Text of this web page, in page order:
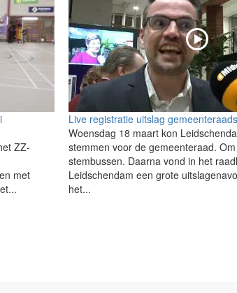
ZZ-
met
Live registratie uitslag
Woensdag 18 maart kon
stemmen voor de gemeenteraad.
stembussen. Daarna vond in het
Leidschendam een grote
het...